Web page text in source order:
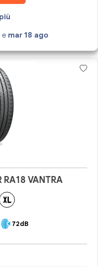
e mar 18 ago
VANTRA
72dB